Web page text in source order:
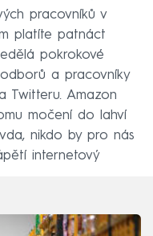
pracovníků v
platíte patnáct
pokrokové
a pracovníky
Twitteru. Amazon
močení do lahví
nikdo by pro nás
internetový